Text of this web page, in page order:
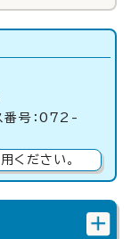
号：072-
ください。